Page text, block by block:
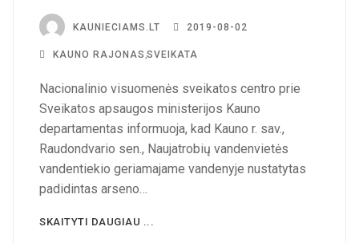
KAUNIECIAMS.LT 2019-08-02
KAUNO RAJONAS ,SVEIKATA
Nacionalinio visuomenės sveikatos centro prie
Sveikatos apsaugos ministerijos Kauno
departamentas informuoja, kad Kauno r. sav.,
Raudondvario sen., Naujatrobių vandenvietės
vandentiekio geriamajame vandenyje nustatytas
padidintas arseno…
SKAITYTI DAUGIAU ...